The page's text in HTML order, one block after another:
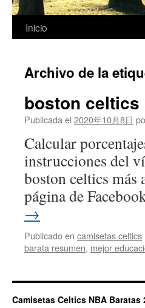
Saltar
contenido
Inicio
Archivo de la
boston celtics
Publicada el 2020年10月8日
Calcular
instrucciones del
boston celtics más
página de
→
Publicado en camisetas celtics
barata resumen, mejor
Camisetas Celtics NBA